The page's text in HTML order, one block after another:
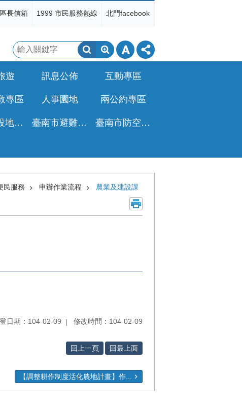
區長信箱 1999 市民服務熱線 北門facebook
搜
尋
遊 訊息公佈 互動專區
專區 人事園地 兩公約專區
非都公設地移轉免徵土增稅專區 臺南市避難收容所一覽表 臺南市防空疏散避難專區
民服務 申辦作業流程 農業及建設課
日期：104-02-09 修改時間：104-02-09
回上一頁 回最上面
【調整耕作制度活化農地計畫】作...